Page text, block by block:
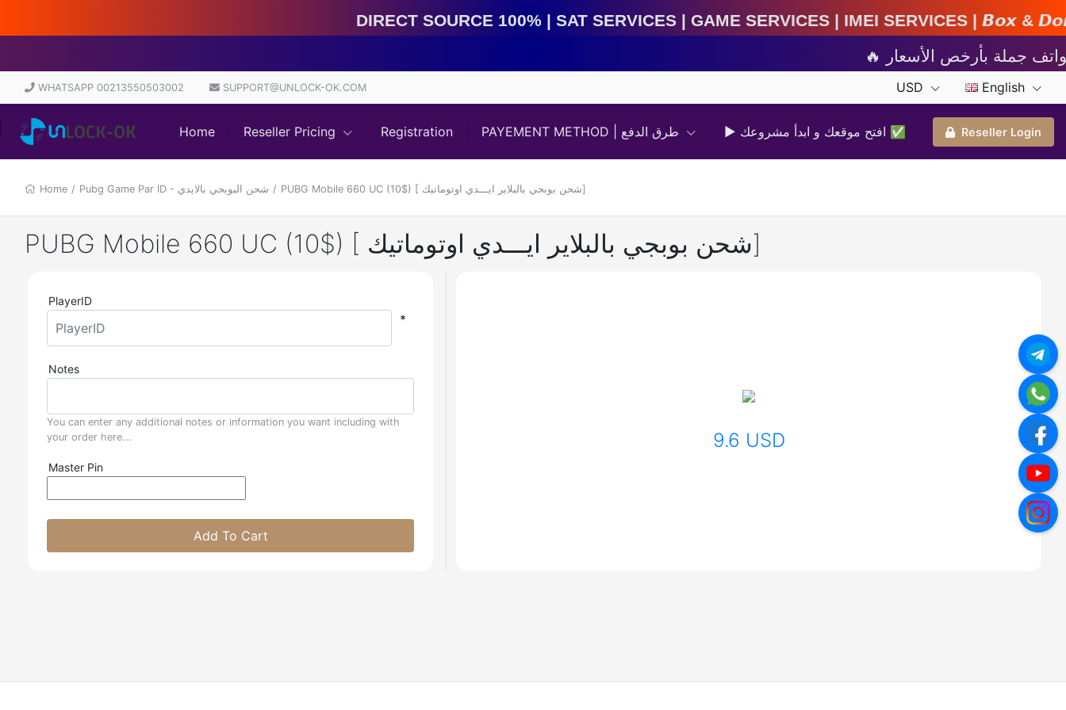
Direct Source 100% | Sat Services | Game Services | IMEI Services | 𝘽𝙤𝙭 &
WHATSAPP 00213550503002 SUPPORT@UNLOCK-OK.COM USD English
Home Reseller Pricing Registration ▶ افتح موقعك و ابدأ مشروعك ✅️ Reseller Login
Home / Pubg Game Par ID - شحن البوبجي بالايدي / PUBG Mobile 660 UC (10$) [ شحن بوبجي بالبلاير ايـــدي اوتوماتيك]
PUBG Mobile 660 UC (10$) [ شحن بوبجي بالبلاير ايـــدي اوتوماتيك]
PlayerID
*
Notes
You can enter any additional notes or information you want including with
your order here...
Master Pin
Add To Cart
9.6 USD